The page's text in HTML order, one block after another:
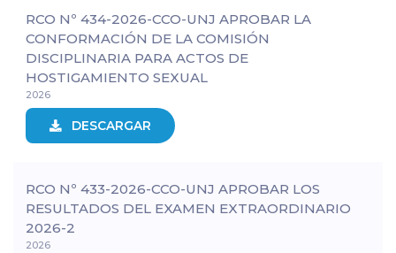
RCO Nº 434-2026-CCO-UNJ APROBAR LA
CONFORMACIÓN DE LA COMISIÓN
DISCIPLINARIA PARA ACTOS DE
HOSTIGAMIENTO SEXUAL
2026
DESCARGAR
RCO Nº 433-2026-CCO-UNJ APROBAR LOS
RESULTADOS DEL EXAMEN EXTRAORDINARIO
2026-2
2026